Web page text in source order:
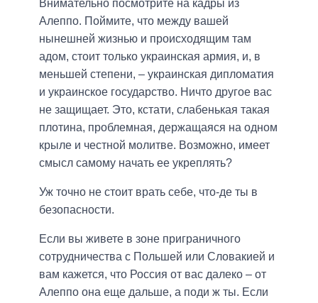
Внимательно посмотрите на кадры из
Алеппо. Поймите, что между вашей
нынешней жизнью и происходящим там
адом, стоит только украинская армия, и, в
меньшей степени, – украинская дипломатия
и украинское государство. Ничто другое вас
не защищает. Это, кстати, слабенькая такая
плотина, проблемная, держащаяся на одном
крыле и честной молитве. Возможно, имеет
смысл самому начать ее укреплять?
Уж точно не стоит врать себе, что-де ты в
безопасности.
Если вы живете в зоне приграничного
сотрудничества с Польшей или Словакией и
вам кажется, что Россия от вас далеко – от
Алеппо она еще дальше, а поди ж ты. Если